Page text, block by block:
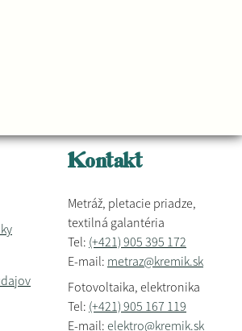
Kontakt
Metráž, pletacie priadze,
textilná galantéria
Tel: (+421) 905 395 172
E-mail: metraz@kremik.sk
Fotovoltaika, elektronika
Tel: (+421) 905 167 119
E-mail: elektro@kremik.sk